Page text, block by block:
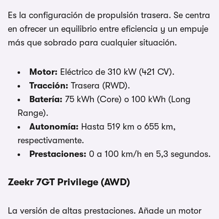
Es la configuración de propulsión trasera. Se centra
en ofrecer un equilibrio entre eficiencia y un empuje
más que sobrado para cualquier situación.
Motor: Eléctrico de 310 kW (421 CV).
Tracción: Trasera (RWD).
Batería: 75 kWh (Core) o 100 kWh (Long
Range).
Autonomía: Hasta 519 km o 655 km,
respectivamente.
Prestaciones: 0 a 100 km/h en 5,3 segundos.
Zeekr 7GT Privilege (AWD)
La versión de altas prestaciones. Añade un motor